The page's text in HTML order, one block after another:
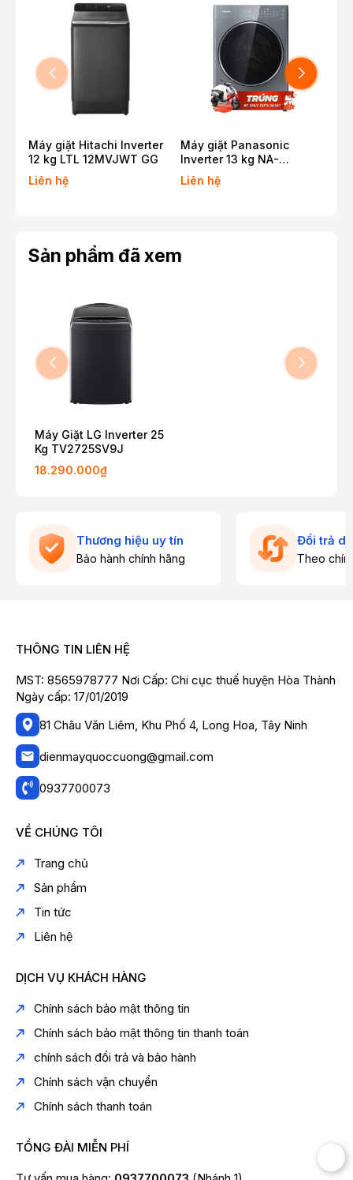
Máy giặt Hitachi Inverter
12 kg LTL 12MVJWT GG
Liên hệ
Máy giặt Panasonic
Inverter 13 kg NA-
26CVX1AVT
Liên hệ
Sản phẩm đã xem
Máy Giặt LG Inverter 25
Kg TV2725SV9J
18.290.000₫
Thương hiệu uy tín
Bảo hành chính hãng
Đổi trả
Theo
THÔNG TIN LIÊN HỆ
MST: 8565978777 Nơi Cấp: Chi cục thuế huyện Hòa Thành
Ngày cấp: 17/01/2019
81 Châu Văn Liêm, Khu Phố 4, Long Hoa, Tây Ninh
dienmayquoccuong@gmail.com
0937700073
VỀ CHÚNG TÔI
Trang chủ
Sản phẩm
Tin tức
Liên hệ
DỊCH VỤ KHÁCH HÀNG
Chính sách bảo mật thông tin
Chính sách bảo mật thông tin thanh toán
chính sách đổi trả và bảo hành
Chính sách vận chuyển
Chính sách thanh toán
TỔNG ĐÀI MIỄN PHÍ